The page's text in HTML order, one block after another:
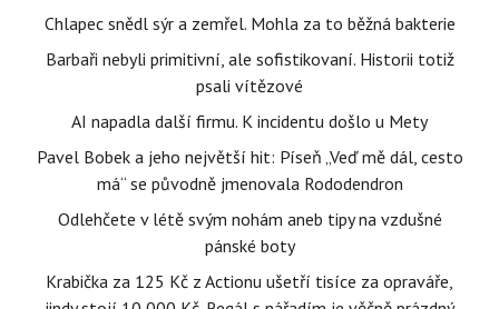
Chlapec snědl sýr a zemřel. Mohla za to běžná bakterie
Barbaři nebyli primitivní, ale sofistikovaní. Historii totiž
psali vítězové
AI napadla další firmu. K incidentu došlo u Mety
Pavel Bobek a jeho největší hit: Píseň „Veď mě dál, cesto
má“ se původně jmenovala Rododendron
Odlehčete v létě svým nohám aneb tipy na vzdušné
pánské boty
Krabička za 125 Kč z Actionu ušetří tisíce za opraváře,